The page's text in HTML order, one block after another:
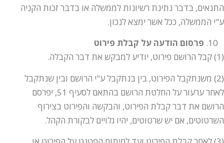
התנאים, בדבר נתינת רשיונות לממשלה או בדבר זכות הקניה
ע"י הממשלה, ככל אשר ימצא לנכון.
פרסום הודעה על קבלת פירוט
(1) קבל הרושם פירוט, יודיע למבקש את דבר הקבלה.
(2) משנתקבל הפירוט, בין בנתקבל ע"י הרושם ובין שנתקבל
לאחר ערעור על החלטת הרושם בהתאם לסעיף 51, יפרסם
הרושם את דבר קבלת הפירוט, והבקשה והפירוט בצירוף
השרטוטים, אם יש שרטוטים, יהיו גלויים לבקורת הקהל.